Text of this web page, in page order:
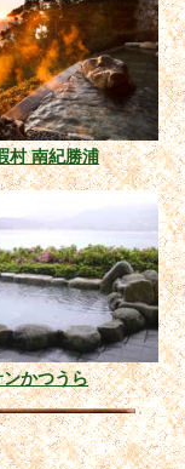
村 南紀勝浦
ンかつうら